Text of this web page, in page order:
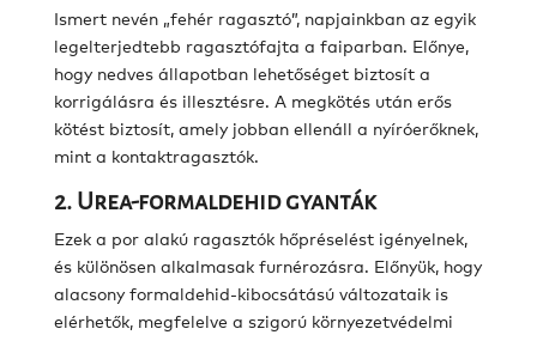
Ismert nevén „fehér ragasztó”, napjainkban az egyik
legelterjedtebb ragasztófajta a faiparban. Előnye,
hogy nedves állapotban lehetőséget biztosít a
korrigálásra és illesztésre. A megkötés után erős
kötést biztosít, amely jobban ellenáll a nyíróerőknek,
mint a kontaktragasztók.
2. Urea-formaldehid gyanták
Ezek a por alakú ragasztók hőpréselést igényelnek,
és különösen alkalmasak furnérozásra. Előnyük, hogy
alacsony formaldehid-kibocsátású változataik is
elérhetők, megfelelve a szigorú környezetvédelmi